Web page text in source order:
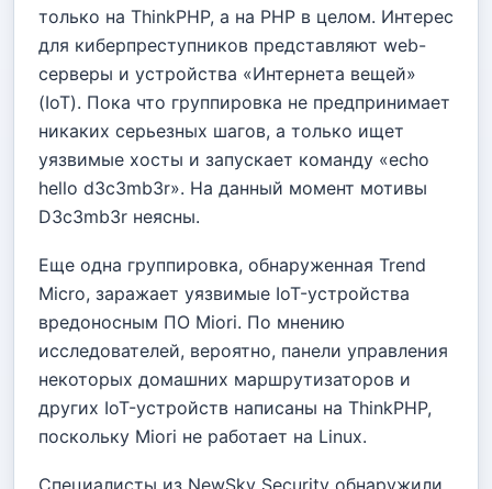
только на ThinkPHP, а на PHP в целом. Интерес
для киберпреступников представляют web-
серверы и устройства «Интернета вещей»
(IoT). Пока что группировка не предпринимает
никаких серьезных шагов, а только ищет
уязвимые хосты и запускает команду «echo
hello d3c3mb3r». На данный момент мотивы
D3c3mb3r неясны.
Еще одна группировка, обнаруженная Trend
Micro, заражает уязвимые IoT-устройства
вредоносным ПО Miori. По мнению
исследователей, вероятно, панели управления
некоторых домашних маршрутизаторов и
других IoT-устройств написаны на ThinkPHP,
поскольку Miori не работает на Linux.
Специалисты из NewSky Security обнаружили